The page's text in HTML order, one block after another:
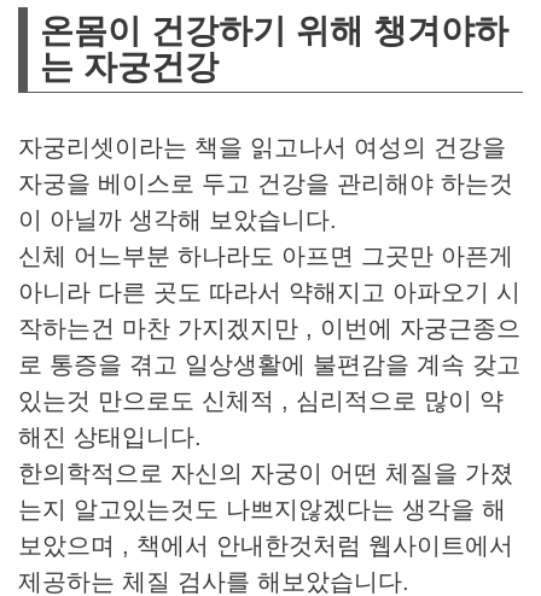
온몸이 건강하기 위해 챙겨야하
는 자궁건강
자궁리셋이라는 책을 읽고나서 여성의 건강을
자궁을 베이스로 두고 건강을 관리해야 하는것
이 아닐까 생각해 보았습니다.
신체 어느부분 하나라도 아프면 그곳만 아픈게
아니라 다른 곳도 따라서 약해지고 아파오기 시
작하는건 마찬 가지겠지만 , 이번에 자궁근종으
로 통증을 겪고 일상생활에 불편감을 계속 갖고
있는것 만으로도 신체적 , 심리적으로 많이 약
해진 상태입니다.
한의학적으로 자신의 자궁이 어떤 체질을 가졌
는지 알고있는것도 나쁘지않겠다는 생각을 해
보았으며 , 책에서 안내한것처럼 웹사이트에서
제공하는 체질 검사를 해보았습니다.